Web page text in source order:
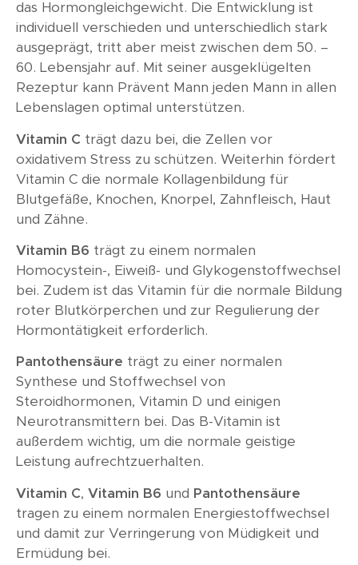
das Hormongleichgewicht. Die Entwicklung ist
individuell verschieden und unterschiedlich stark
ausgeprägt, tritt aber meist zwischen dem 50. –
60. Lebensjahr auf. Mit seiner ausgeklügelten
Rezeptur kann Prävent Mann jeden Mann in allen
Lebenslagen optimal unterstützen.
Vitamin C trägt dazu bei, die Zellen vor
oxidativem Stress zu schützen. Weiterhin fördert
Vitamin C die normale Kollagenbildung für
Blutgefäße, Knochen, Knorpel, Zahnfleisch, Haut
und Zähne.
Vitamin B6 trägt zu einem normalen
Homocystein-, Eiweiß- und Glykogenstoffwechsel
bei. Zudem ist das Vitamin für die normale Bildung
roter Blutkörperchen und zur Regulierung der
Hormontätigkeit erforderlich.
Pantothensäure trägt zu einer normalen
Synthese und Stoffwechsel von
Steroidhormonen, Vitamin D und einigen
Neurotransmittern bei. Das B-Vitamin ist
außerdem wichtig, um die normale geistige
Leistung aufrechtzuerhalten.
Vitamin C, Vitamin B6 und Pantothensäure
tragen zu einem normalen Energiestoffwechsel
und damit zur Verringerung von Müdigkeit und
Ermüdung bei.